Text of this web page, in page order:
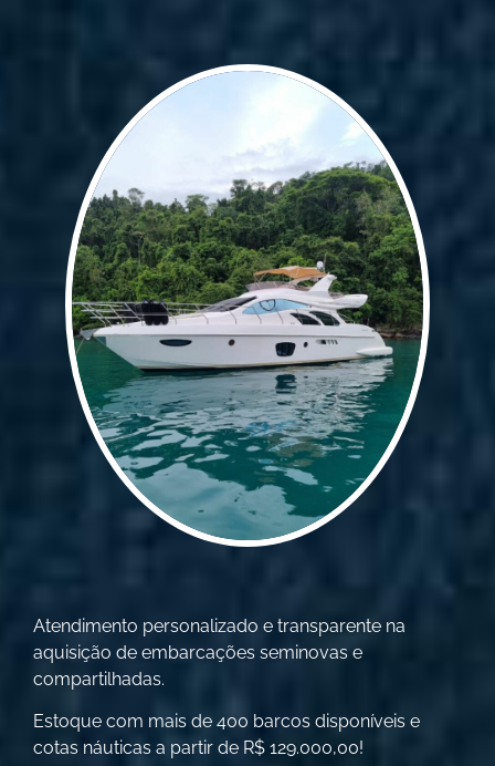
Atendimento personalizado e transparente na
aquisição de embarcações seminovas e
compartilhadas.
Estoque com mais de 400 barcos disponíveis e
cotas náuticas a partir de R$ 129.000,00!